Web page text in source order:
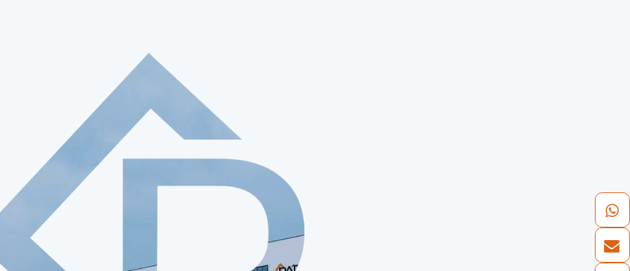
C-DATA
Воспроизвести видео
10 + 700 +